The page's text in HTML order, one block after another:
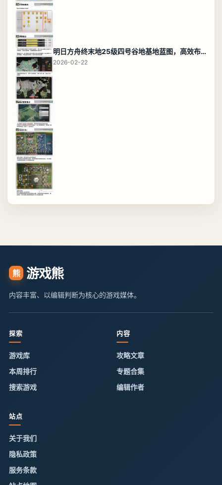
明日方舟终末地25级四号谷地基地蓝图，高效布局规划
2026-02-22
熊 游戏熊
内容丰富、以编辑判断为核心的游戏媒体。
探索
游戏库
本周排行
搜索游戏
内容
攻略文章
专题合集
编辑作者
站点
关于我们
隐私政策
服务条款